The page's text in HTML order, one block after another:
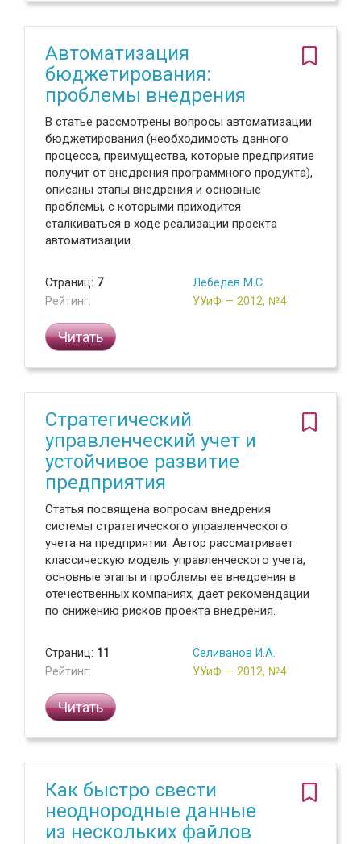
Автоматизация
бюджетирования:
проблемы внедрения
В статье рассмотрены вопросы автоматизации
бюджетирования (необходимость данного
процесса, преимущества, которые предприятие
получит от внедрения программного продукта),
описаны этапы внедрения и основные
проблемы, с которыми приходится
сталкиваться в ходе реализации проекта
автоматизации.
Страниц: 7
Рейтинг:
Лебедев М.С.
УУиФ — 2012, №4
Читать
Стратегический
управленческий учет и
устойчивое развитие
предприятия
Статья посвящена вопросам внедрения
системы стратегического управленческого
учета на предприятии. Автор рассматривает
классическую модель управленческого учета,
основные этапы и проблемы ее внедрения в
отечественных компаниях, дает рекомендации
по снижению рисков проекта внедрения.
Страниц: 11
Рейтинг:
Селиванов И.А.
УУиФ — 2012, №4
Читать
Как быстро свести
неоднородные данные
из нескольких файлов